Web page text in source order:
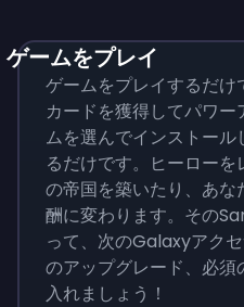
ゲームをプレイ
ゲームをプレイするだ
カードを獲得してパワ
ムを選んでインストー
るだけです。ヒーロー
の帝国を築いたり、あ
酬に変わります。その
って、次のGalaxyアク
のアップグレード、必
入れましょう！